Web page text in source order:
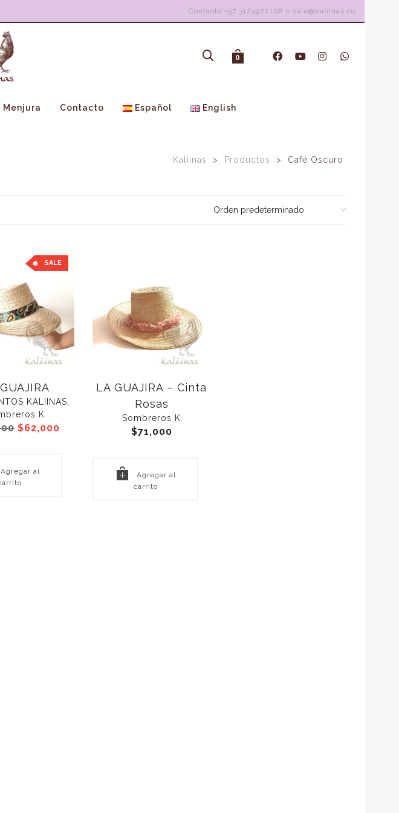
Contacto +57 3124922108 o sale@kaliinas.co
0
Contacto Español English
Kaliinas > Productos > Café Oscuro
SALE
KALIINAS
K
El
$80,000.
$62,000El
Agregar al
LA GUAJIRA – Cinta
Rosas
Sombreros K
$71,000
Agregar al
carrito